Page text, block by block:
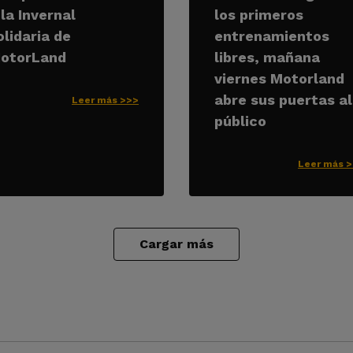
Invernal
de
Leer más >>>
los primeros
entrenamientos
libres, mañana
viernes Motorland
abre sus puertas al
público
Leer más
Cargar más